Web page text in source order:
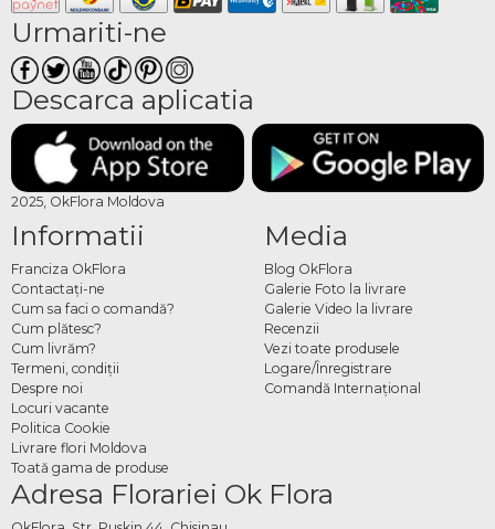
Urmariti-ne
Descarca aplicatia
2025, OkFlora Moldova
Informatii
Franciza OkFlora
Contactaţi-ne
Cum sa faci o comandă?
Cum plătesc?
Cum livrăm?
Termeni, condiţii
Despre noi
Locuri vacante
Politica Cookie
Livrare flori Moldova
Toată gama de produse
Media
Blog OkFlora
Galerie Foto la livrare
Galerie Video la livrare
Recenzii
Vezi toate produsele
Logare/Înregistrare
Comandă Internațional
Adresa Florariei Ok Flora